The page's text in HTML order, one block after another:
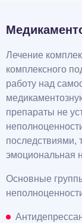
Лечение
комплексного
работу над
препараты не
последствиями,
эмоциональная
Основные